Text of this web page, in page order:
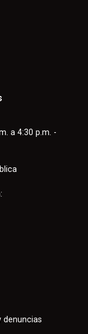
a 4:30 p.m. -
denuncias